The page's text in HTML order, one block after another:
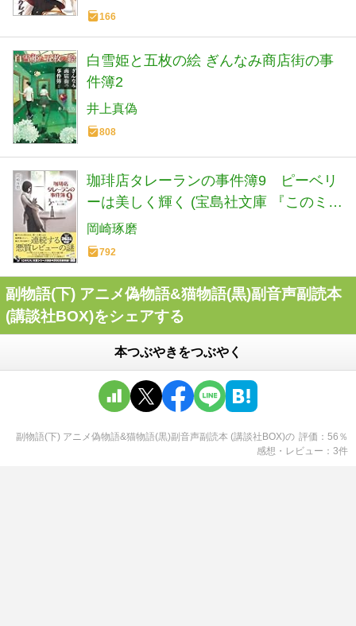
166
白雪姫と五枚の絵 ぎんなみ商店街の事
件簿2
井上真偽
808
珈琲店タレーランの事件簿9 ピーベリ
ーは美しく輝く (宝島社文庫 『このミ
ス』大賞シリーズ)
岡崎琢磨
792
副物語(下) アニメ偽物語&猫物語(黒)副音声副読本
(講談社BOX)をシェアする
本つぶやきをつぶやく
副物語(下) アニメ偽物語&猫物語(黒)副音声副読本 (講談社BOX)の 評価 56 ％
感想・レビュー
3件